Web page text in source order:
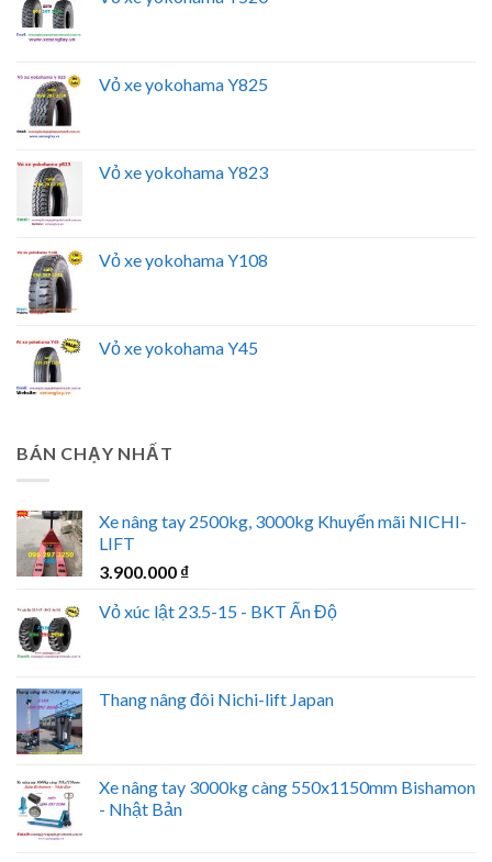
Vỏ xe yokohama Y825
Vỏ xe yokohama Y823
Vỏ xe yokohama Y108
Vỏ xe yokohama Y45
BÁN CHẠY NHẤT
Xe nâng tay 2500kg, 3000kg Khuyến mãi NICHI-
LIFT
3.900.000 ₫
Vỏ xúc lật 23.5-15 - BKT Ấn Độ
Thang nâng đôi Nichi-lift Japan
Xe nâng tay 3000kg càng 550x1150mm Bishamon
- Nhật Bản